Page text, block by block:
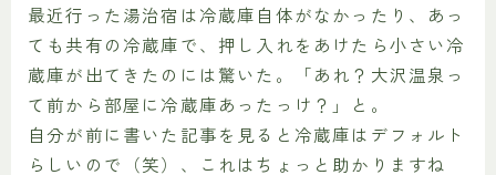
最近行った湯治宿は冷蔵庫自体がなかったり、あっ
ても共有の冷蔵庫で、押し入れをあけたら小さい冷
蔵庫が出てきたのには驚いた。
「あれ？大沢温泉っ
て前から部屋に冷蔵庫あったっけ？」
と。
自分が前に書いた記事を見ると冷蔵庫はデフォルト
らしいので（笑）、これはちょっと助かりますね